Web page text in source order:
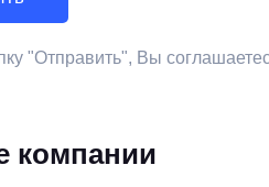
"Отправить", Вы
компании